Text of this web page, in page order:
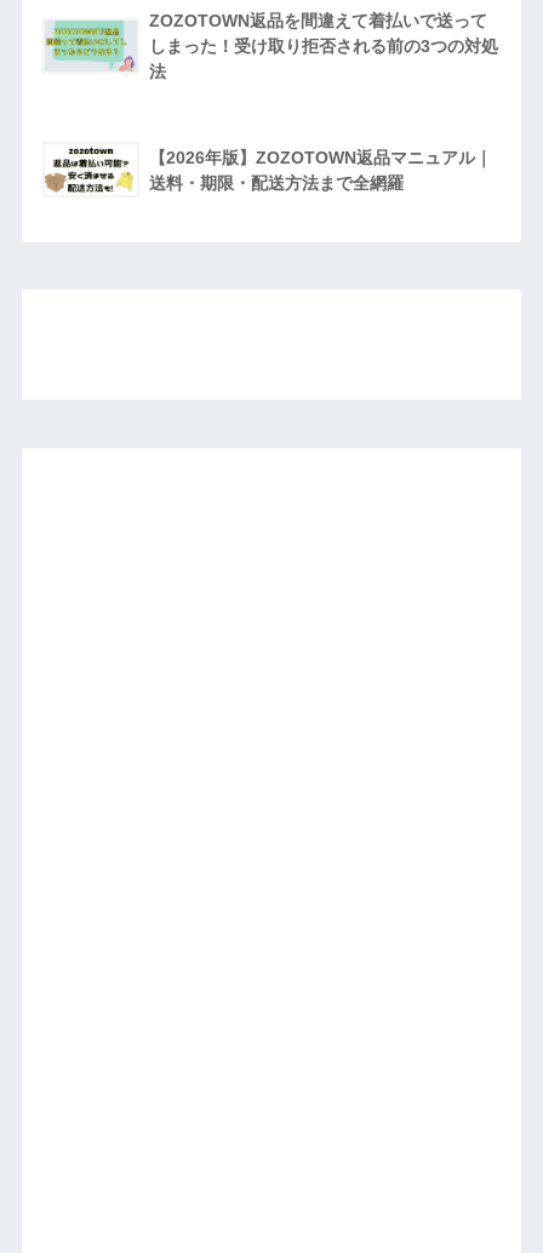
ZOZOTOWN返品を間違えて着払いで送って
しまった！受け取り拒否される前の3つの対処
法
【2026年版】ZOZOTOWN返品マニュアル｜
送料・期限・配送方法まで全網羅